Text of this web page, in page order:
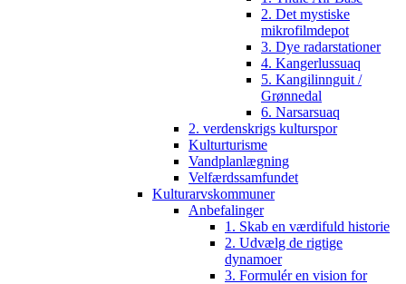
2. Det mystiske
mikrofilmdepot
3. Dye radarstationer
4. Kangerlussuaq
5. Kangilinnguit /
Grønnedal
6. Narsarsuaq
2. verdenskrigs kulturspor
Kulturturisme
Vandplanlægning
Velfærdssamfundet
Kulturarvskommuner
Anbefalinger
1. Skab en værdifuld historie
2. Udvælg de rigtige
dynamoer
3. Formulér en vision for